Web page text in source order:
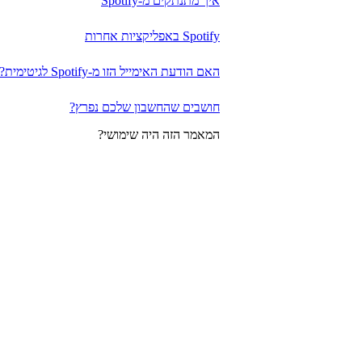
Spotify באפליקציות אחרות
האם הודעת האימייל הזו מ-Spotify לגיטימית?
חושבים שהחשבון שלכם נפרץ?
המאמר הזה היה שימושי?